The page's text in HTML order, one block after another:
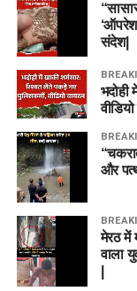
संदेश|
भदोही
और
मेरठ में
वाला